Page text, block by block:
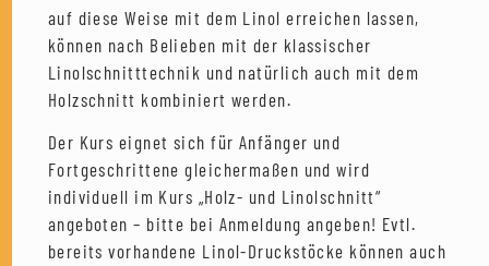
auf diese Weise mit dem Linol erreichen lassen,
können nach Belieben mit der klassischer
Linolschnitttechnik und natürlich auch mit dem
Holzschnitt kombiniert werden.
Der Kurs eignet sich für Anfänger und
Fortgeschrittene gleichermaßen und wird
individuell im Kurs „Holz- und Linolschnitt“
angeboten – bitte bei Anmeldung angeben! Evtl.
bereits vorhandene Linol-Druckstöcke können auch